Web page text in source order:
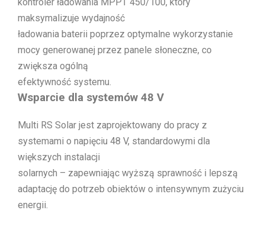
kontroler ładowania MPPT 450/100, który
maksymalizuje wydajność
ładowania baterii poprzez optymalne wykorzystanie
mocy generowanej przez panele słoneczne, co
zwiększa ogólną
efektywność systemu.
Wsparcie dla systemów 48 V
Multi RS Solar jest zaprojektowany do pracy z
systemami o napięciu 48 V, standardowymi dla
większych instalacji
solarnych – zapewniając wyższą sprawność i lepszą
adaptację do potrzeb obiektów o intensywnym zużyciu
energii.